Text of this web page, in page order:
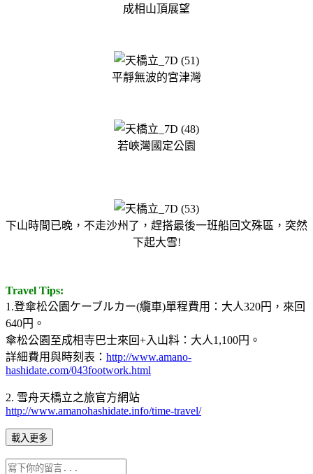
成相山頂展望
平靜無波的宮津灣
若峽灣國定公園
下山時間已晚，不走沙州了，趕搭最後一班船回文殊區，突然
下起大雪!
Travel Tips:
1.登傘松公園ケーブルカー(纜車)單程費用：大人320円，來回
640円。
傘松公園至成相寺巴士來回+入山料：大人1,100円。
詳細費用與時刻表： http://www.amano-
hashidate.com/043footwork.html
2. 雪舟天橋立之旅官方網站
http://www.amanohashidate.info/time-travel/
載入更多